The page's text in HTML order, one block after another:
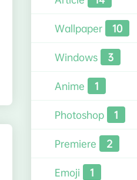
Wallpaper 10
Windows 3
Anime 1
Photoshop 1
Premiere 2
Emoji 1